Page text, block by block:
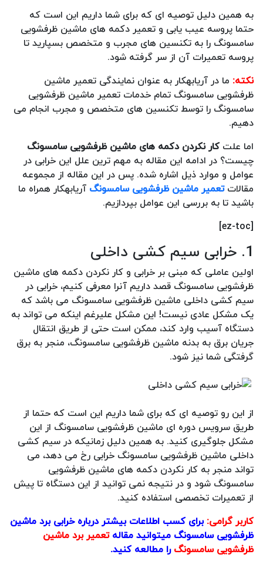
به همین دلیل توصیه ای که برای شما داریم این است که
حتما پروسه عیب یابی و تعمیر دکمه های ماشین ظرفشویی
سامسونگ را به تکنسین های مجرب و متخصص بسپارید تا
پروسه تعمیرات آن از سر گرفته شود.
نکته: ما در آریابهکار به عنوان نمایندگی تعمیر ماشین
ظرفشویی سامسونگ تمام خدمات تعمیر ماشین ظرفشویی
سامسونگ را توسط تکنسین های متخصص و مجرب انجام می
دهیم.
اما علتکار نکردن دکمه های ماشین ظرفشویی سامسونگ
چیست؟ در ادامه این مقاله به مهم ترین علل این خرابی در
عوامل و موارد ذیل اشاره شده. پس در این مقاله از مجموعه
مقالاتتعمیر ماشین ظرفشویی سامسونگ آریابهکار همراه ما
باشید تا به بررسی این عوامل بپردازیم.
[ez-toc]
1. خرابی سیم کشی داخلی
اولین عاملی که مبنی بر خرابی و کار نکردن دکمه های ماشین
ظرفشویی سامسونگ قصد داریم آنرا معرفی کنیم، خرابی در
سیم کشی داخلی ماشین ظرفشویی سامسونگ می باشد که
یک مشکل عادی نیست! این مشکل علیرغم اینکه می تواند به
دستگاه آسیب وارد کند، ممکن است حتی از طریق انتقال
جریان برق به بدنه ماشین ظرفشویی سامسونگ، منجر به برق
گرفتگی شما نیز شود.
از این رو توصیه ای که برای شما داریم این است که حتما از
طریق سرویس دوره ای ماشین ظرفشویی سامسونگ از این
مشکل جلوگیری کنید. به همین دلیل زمانیکه در سیم کشی
داخلی ماشین ظرفشویی سامسونگ خرابی رخ می دهد، می
تواند منجر به کار نکردن دکمه های ماشین ظرفشویی
سامسونگ شود و در نتیجه نمی توانید از این دستگاه تا پیش
از تعمیرات تخصصی استفاده کنید.
کاربر گرامی:برای کسب اطلاعات بیشتر درباره خرابی برد ماشین
ظرفشویی سامسونگ میتوانید مقالهتعمیر برد ماشین
ظرفشویی سامسونگرا مطالعه کنید.